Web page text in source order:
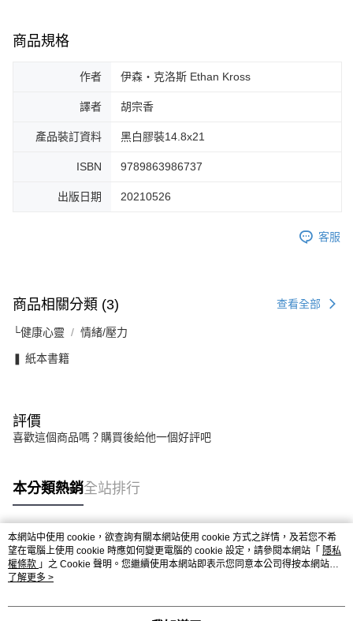
商品規格
作者 伊森‧克洛斯 Ethan Kross
譯者 胡宗香
產品裝訂資料 黑白膠裝14.8x21
ISBN 9789863986737
出版日期 20210526
客服
商品相關分類 (3) 查看全部
└健康心靈 情緒/壓力
❚ 紙本書籍
評價
喜歡這個商品嗎？購買後給他一個好評吧
本分類熱銷全站排行
熱門標籤
本網站中使用 cookie，欲查詢有關本網站使用 cookie 方式之詳情，及若您不希
望在電腦上使用 cookie 時應如何變更電腦的 cookie 設定，請參閱本網站「 隱私
權條款 」之 Cookie 聲明。您繼續使用本網站即表示您同意本公司得按本網站使
用條款之 Cookie 聲明使用 cookie。
了解更多 >